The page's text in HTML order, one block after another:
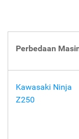
Perbedaan
Kawasaki Ninja
Z250